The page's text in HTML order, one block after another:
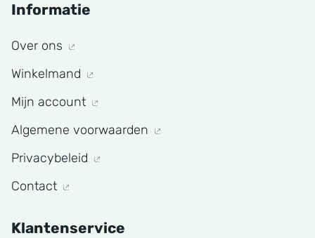
Informatie
Over ons
Winkelmand
Mijn account
Algemene voorwaarden
Privacybeleid
Contact
Klantenservice